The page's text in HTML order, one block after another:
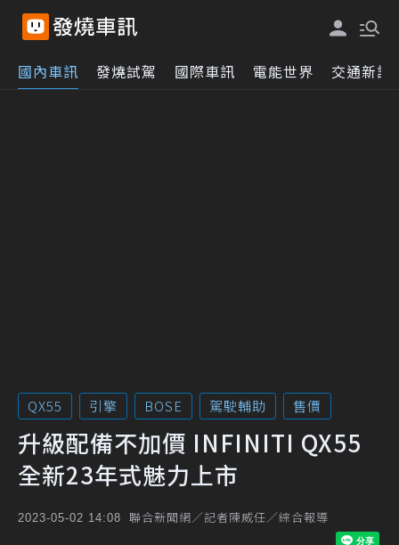
國內車訊 發燒試駕 國際車訊 電能世界 交通新訊
QX55 引擎 BOSE 駕駛輔助 售價
升級配備不加價 INFINITI QX55
全新23年式魅力上市
2023-05-02 14:08 聯合新聞網／記者陳威任／綜合報導